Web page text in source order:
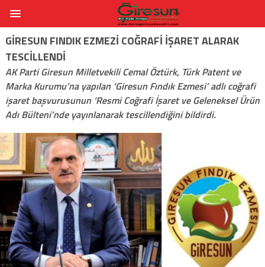
GIRESUN FINDIK EZMEZI COĞRAFI IŞARET ALARAK
TESCILLENDI
AK Parti Giresun Milletvekili Cemal Öztürk, Türk Patent ve
Marka Kurumu’na yapılan ‘Giresun Fındık Ezmesi’ adlı coğrafi
işaret başvurusunun ‘Resmi Coğrafi İşaret ve Geleneksel Ürün
Adı Bülteni’nde yayınlanarak tescillendiğini bildirdi.